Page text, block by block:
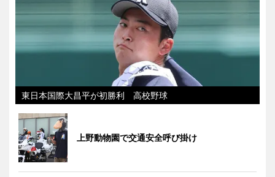
東日本国際大昌平が初勝利 高校野球
上野動物園で交通安全呼び掛け